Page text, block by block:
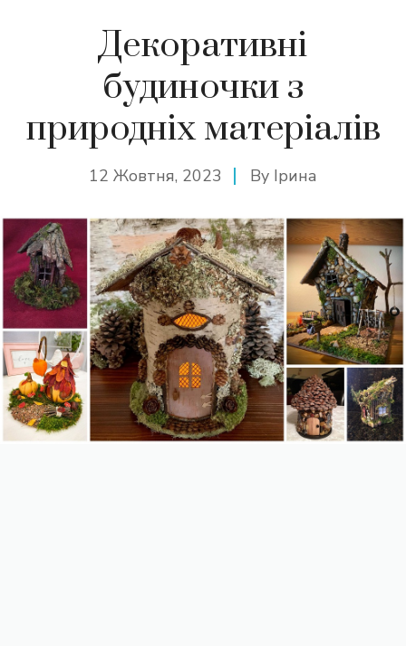
Декоративні
будиночки з
природніх матеріалів
12 Жовтня, 2023 By Ірина